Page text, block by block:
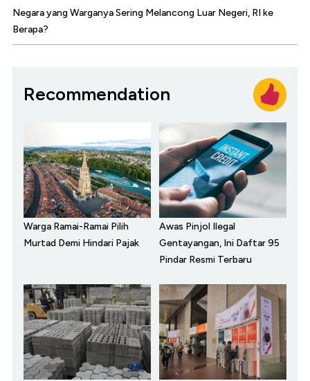
Negara yang Warganya Sering Melancong Luar Negeri, RI ke
Berapa?
Recommendation
Warga Ramai-Ramai Pilih
Murtad Demi Hindari Pajak
Awas Pinjol Ilegal
Gentayangan, Ini Daftar 95
Pindar Resmi Terbaru